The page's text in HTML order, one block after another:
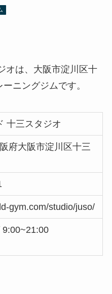
オは、大阪市淀川区十
ニングジムです。
十三スタジオ
府大阪市淀川区十三
gym.com/studio/juso/
9:00~21:00